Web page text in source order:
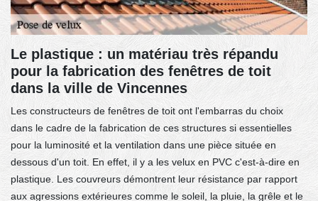
Le plastique : un matériau très répandu
pour la fabrication des fenêtres de toit
dans la ville de Vincennes
Les constructeurs de fenêtres de toit ont l'embarras du choix
dans le cadre de la fabrication de ces structures si essentielles
pour la luminosité et la ventilation dans une pièce située en
dessous d'un toit. En effet, il y a les velux en PVC c'est-à-dire en
plastique. Les couvreurs démontrent leur résistance par rapport
aux agressions extérieures comme le soleil, la pluie, la grêle et le